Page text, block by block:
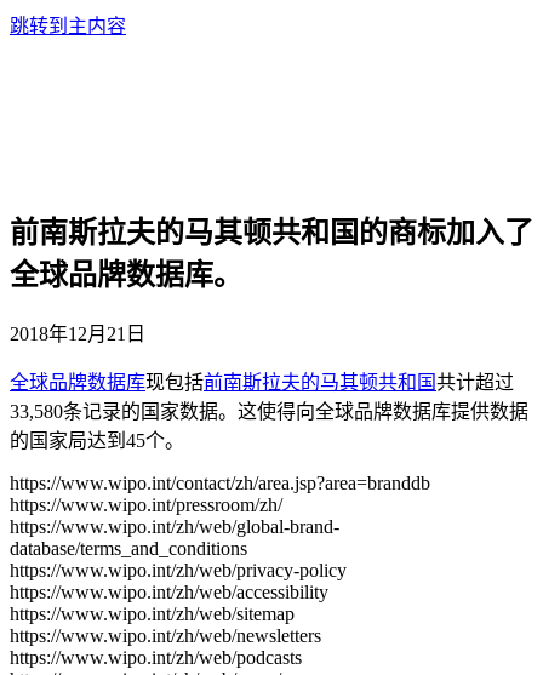
跳转到主内容
前南斯拉夫的马其顿共和国的商标加入了
全球品牌数据库。
2018年12月21日
全球品牌数据库现包括前南斯拉夫的马其顿共和国共计超过
33,580条记录的国家数据。这使得向全球品牌数据库提供数据
的国家局达到45个。
https://www.wipo.int/contact/zh/area.jsp?area=branddb
https://www.wipo.int/pressroom/zh/
https://www.wipo.int/zh/web/global-brand-
database/terms_and_conditions
https://www.wipo.int/zh/web/privacy-policy
https://www.wipo.int/zh/web/accessibility
https://www.wipo.int/zh/web/sitemap
https://www.wipo.int/zh/web/newsletters
https://www.wipo.int/zh/web/podcasts